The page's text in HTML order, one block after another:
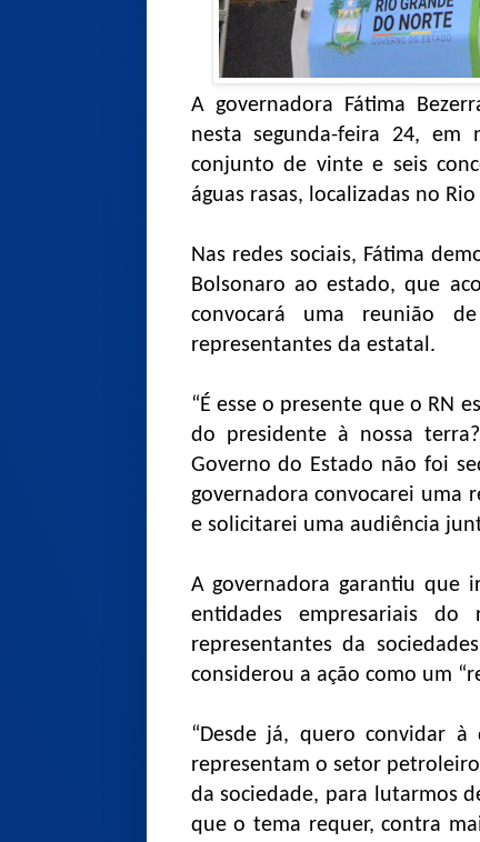
A governadora Fátima
nesta segunda-feira 24,
conjunto de vinte e seis
águas rasas, localizadas no
Nas redes sociais, Fátima
Bolsonaro ao estado, que
convocará uma reunião
representantes da estatal.
“É esse o presente que o RN
do presidente à nossa
Governo do Estado não foi
governadora convocarei uma
e solicitarei uma audiência
A governadora garantiu que
entidades empresariais
representantes da
considerou a ação como um
“Desde já, quero convidar à
representam o setor
da sociedade, para lutarmos
que o tema requer, contra